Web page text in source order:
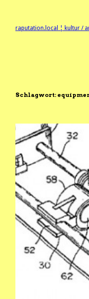
springenraputation.local ¦ kultur /
Schlagwort: